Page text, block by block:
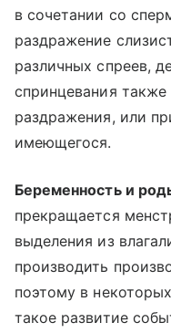
в сочетании со
раздражение
различных спреев,
спринцевания
раздражения, или
имеющегося.
Беременность и
прекращается
выделения из
производить
поэтому в
такое развитие